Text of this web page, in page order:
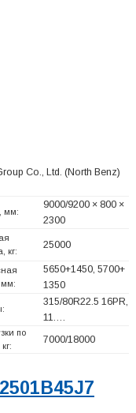
Co., Ltd. (North Benz)
мм:
9000/9200 × 800 ×
2300
кг:
25000
мм:
5650+1450, 5700+
1350
315/80R22.5 16PR,
11.…
по
7000/18000